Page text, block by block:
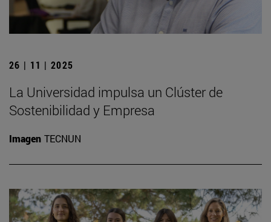
26 | 11 | 2025
La Universidad impulsa un Clúster de
Sostenibilidad y Empresa
Imagen TECNUN